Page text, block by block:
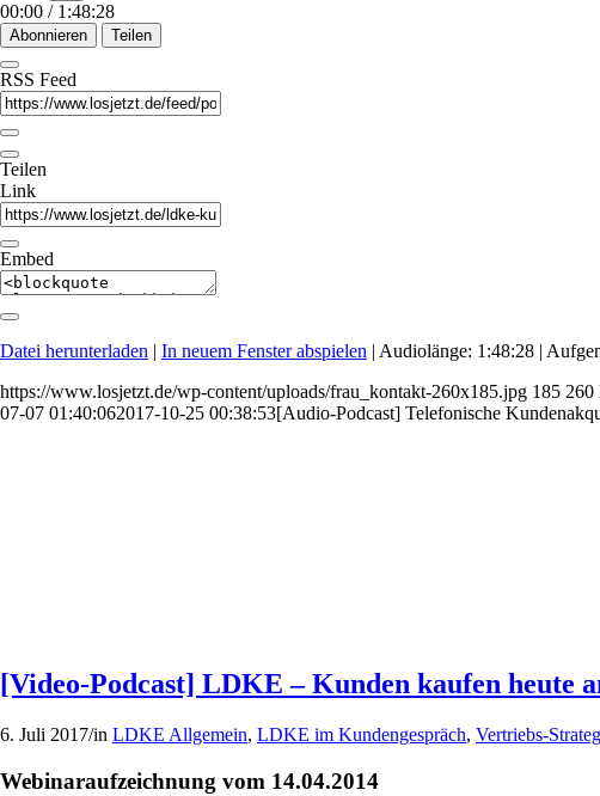
00:00 / 1:48:28
Abonnieren Teilen
RSS Feed
Teilen
Link
Embed
Datei herunterladen | In neuem Fenster abspielen | Audiolänge: 1:48:28 |
https://www.losjetzt.de/wp-content/uploads/frau_kontakt-260x185.jpg 185 260
07-07 01:40:062017-10-25 00:38:53[Audio-Podcast] Telefonische
[Video-Podcast] LDKE – Kunden kaufen heute
6. Juli 2017/in LDKE Allgemein, LDKE im Kundengespräch, Vertriebs-
Webinaraufzeichnung vom 14.04.2014